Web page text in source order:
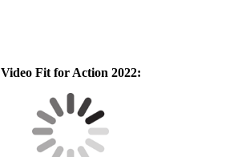
Video Fit for Action 2022: